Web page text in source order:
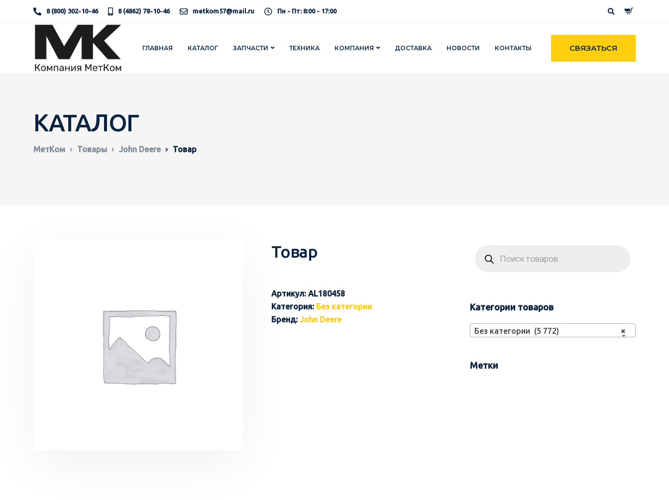
8 (800) 302-10-46 8 (4862) 78-10-46 metkom57@mail.ru Пн - Пт: 8:00 - 17:00
ГЛАВНАЯ КАТАЛОГ ЗАПЧАСТИ ТЕХНИКА КОМПАНИЯ ДОСТАВКА НОВОСТИ КОНТАКТЫ СВЯЗАТЬСЯ
КАТАЛОГ
МетКом Товары John Deere Товар
Товар
Артикул: AL180458
Категория: Без категории
Бренд: John Deere
Категории товаров
×
Без категории (5 772)
Метки